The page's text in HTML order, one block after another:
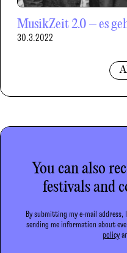
MusikZeit 2.0 – es
30.3.2022
You can also
festivals and
By submitting my e-mail address,
sending me information about
policy